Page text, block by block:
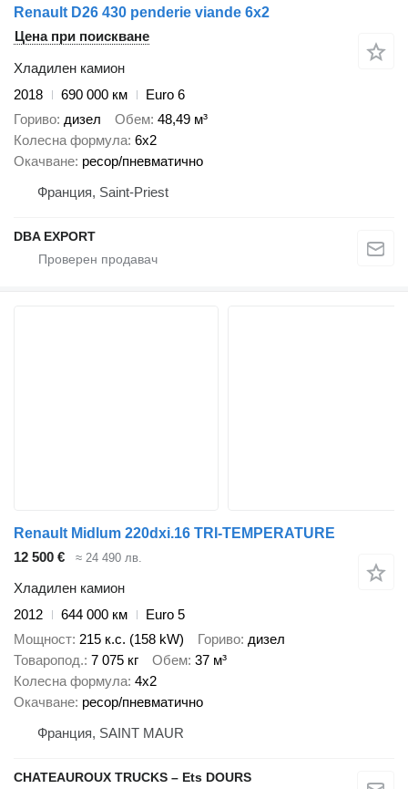
Renault D26 430 penderie viande 6x2
Цена при поискване
Хладилен камион
2018
690 000 км
Euro 6
Гориво дизел Обем 48,49 м³
Колесна формула 6x2
Окачване ресор/пневматично
Франция, Saint-Priest
DBA EXPORT
Renault Midlum 220dxi.16 TRI-TEMPERATURE
12 500 €
≈ 24 490 лв.
Хладилен камион
2012
644 000 км
Euro 5
Мощност 215 к.с. (158 kW) Гориво дизел
Товаропод. 7 075 кг Обем 37 м³
Колесна формула 4x2
Окачване ресор/пневматично
Франция, SAINT MAUR
CHATEAUROUX TRUCKS – Ets DOURS